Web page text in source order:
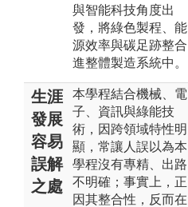
與智能科技角度出
發，將綠色製程、能
源效率與碳足跡整合
進整體製造系統中。
生涯
發展
容易
誤解
之處
本學程結合機械、電
子、資訊與綠能技
術，因跨領域特性明
顯，常讓人誤以為本
學程沒有專精、出路
不明確；事實上，正
因其整合性，反而在